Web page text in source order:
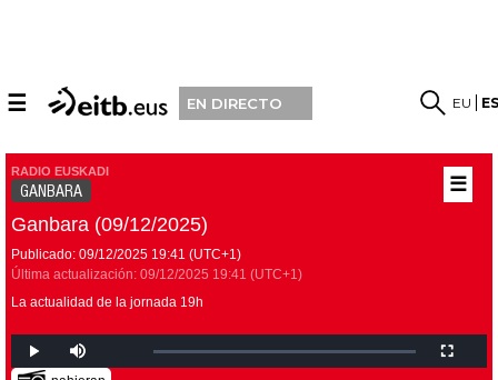
☰ EN DIRECTO EU
☰
RADIO EUSKADI
GANBARA
Ganbara (09/12/2025)
Publicado: 09/12/2025 19:41 (UTC+1)
Última actualización: 09/12/2025 19:41 (UTC+1)
La actualidad de la jornada 19h